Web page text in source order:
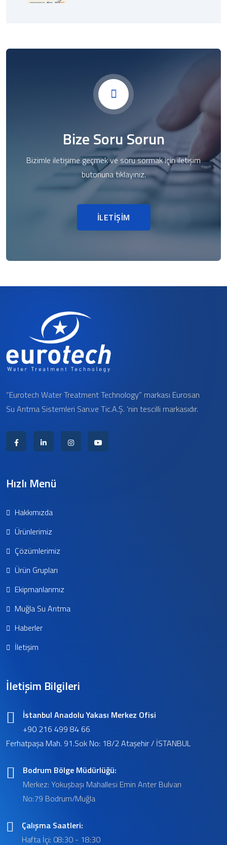
Bize Soru Sorun
Bizimle iletişime geçmek ve soru sormak için iletişim
butonuna tıklayınız.
İLETİŞİM
“Eurotech Water Treatment Technology” markası Eurosan
Su Arıtma Sistemleri San.ve Tic.A.Ş. ‘nin tescilli markasıdır.
Hızlı Menü
Hakkımızda
Ürünlerimiz
Çözümlerimiz
Ürün Grupları
Ekipmanlarımız
Muğla Su Arıtma
Haberler
İletişim
İletişim Bilgileri
İstanbul Anadolu Yakası Merkez Ofisi
+90 216 499 84 66
Ferhatpaşa Mah. 91.Sok No: 18/2 Ataşehir / İSTANBUL
Bodrum Bölge Müdürlüğü:
Merkez: Yokuşbaşı Mahallesi Emin Anter Bulvarı
No:79 Bodrum/Muğla
Çalışma Saatleri:
Hafta İçi: 08:30 - 18:30